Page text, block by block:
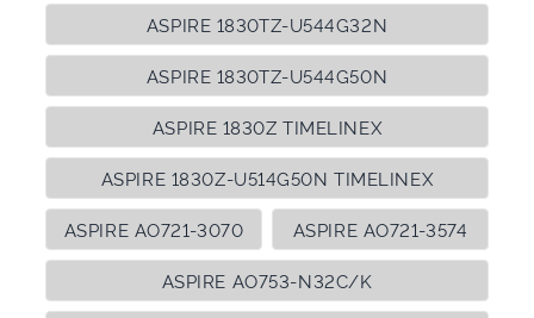
ASPIRE 1830TZ-U544G32N
ASPIRE 1830TZ-U544G50N
ASPIRE 1830Z TIMELINEX
ASPIRE 1830Z-U514G50N TIMELINEX
ASPIRE AO721-3070 ASPIRE AO721-3574
ASPIRE AO753-N32C/K